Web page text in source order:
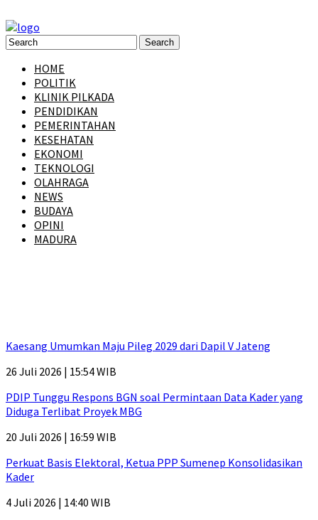
HOME
POLITIK
KLINIK PILKADA
PENDIDIKAN
PEMERINTAHAN
KESEHATAN
EKONOMI
TEKNOLOGI
OLAHRAGA
NEWS
BUDAYA
OPINI
MADURA
Kaesang Umumkan Maju Pileg 2029 dari Dapil V Jateng
26 Juli 2026 | 15:54 WIB
PDIP Tunggu Respons BGN soal Permintaan Data Kader yang
Diduga Terlibat Proyek MBG
20 Juli 2026 | 16:59 WIB
Perkuat Basis Elektoral, Ketua PPP Sumenep Konsolidasikan
Kader
4 Juli 2026 | 14:40 WIB